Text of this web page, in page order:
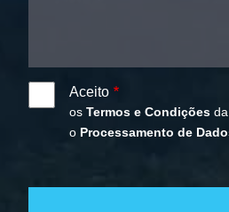
Aceito
osTermos e Condições
o Processamento de